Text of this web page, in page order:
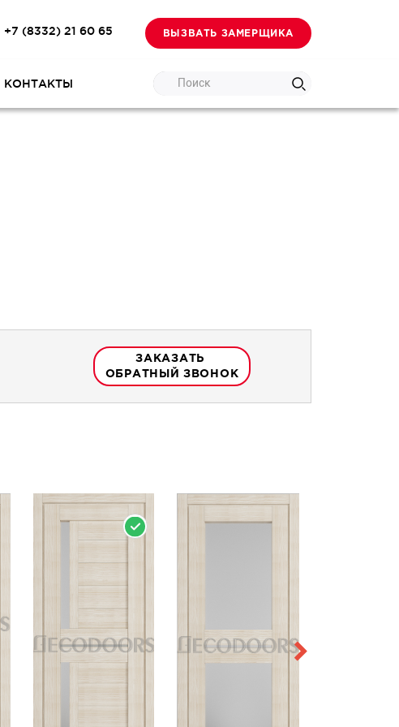
ВЫЗВАТЬ ЗАМЕРЩИКА
+7 (8332) 21 60 65
КОНТАКТЫ Поиск
ЗАКАЗАТЬ
ОБРАТНЫЙ ЗВОНОК
НА СКЛАДЕ